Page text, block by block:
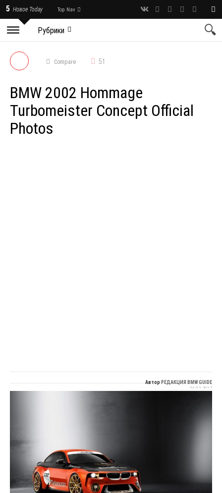
5 Новое Today Top Nav
Рубрики
Compare 51
BMW 2002 Hommage
Turbomeister Concept Official
Photos
АвторРЕДАКЦИЯ BMW GUIDE
24.02.2017